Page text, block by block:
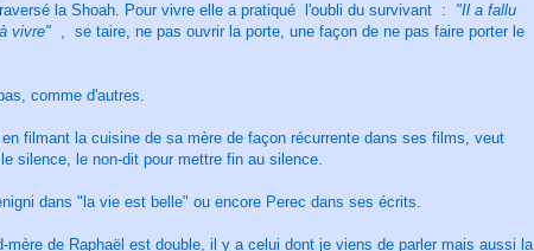
la Shoah. Pour vivre elle a pratiqué l'oubli du survivant : "Il a fallu
vivre" , se taire, ne pas ouvrir la porte, une façon de ne pas faire porter le
comme d'autres.
filmant la cuisine de sa mère de façon récurrente dans ses films, veut
silence, le non-dit pour mettre fin au silence.
dans "la vie est belle" ou encore Perec dans ses écrits.
mère de Raphaël est double, il y a celui dont je viens de parler mais aussi la